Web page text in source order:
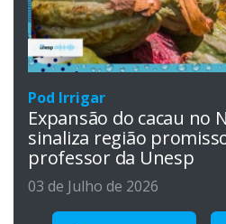
Pod Irrigar
Expansão do cacau no
sinaliza região
professor da Unesp
03 de Julho de 2026